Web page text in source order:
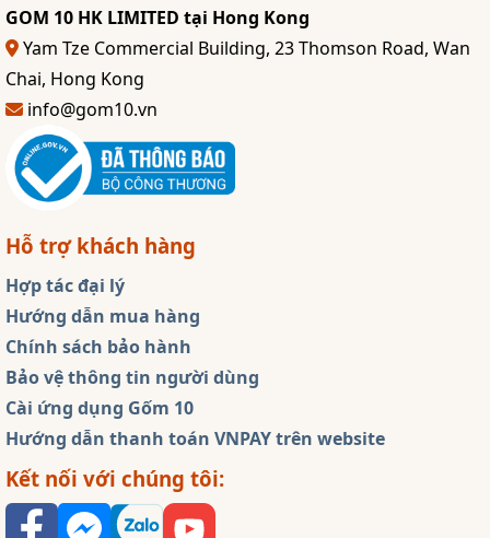
GOM 10 HK LIMITED tại Hong Kong
Yam Tze Commercial Building, 23 Thomson Road, Wan
Chai, Hong Kong
info@gom10.vn
Hỗ trợ khách hàng
Hợp tác đại lý
Hướng dẫn mua hàng
Chính sách bảo hành
Bảo vệ thông tin người dùng
Cài ứng dụng Gốm 10
Hướng dẫn thanh toán VNPAY trên website
Kết nối với chúng tôi: